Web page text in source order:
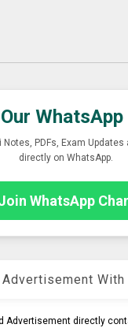
WhatsApp
PDFs, Exam
directly on WhatsApp.
WhatsApp
With
Advertisement directly